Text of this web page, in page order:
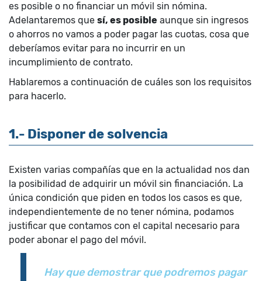
es posible o no financiar un móvil sin nómina.
Adelantaremos que sí, es posible aunque sin ingresos
o ahorros no vamos a poder pagar las cuotas, cosa que
deberíamos evitar para no incurrir en un
incumplimiento de contrato.
Hablaremos a continuación de cuáles son los requisitos
para hacerlo.
1.- Disponer de solvencia
Existen varias compañías que en la actualidad nos dan
la posibilidad de adquirir un móvil sin financiación. La
única condición que piden en todos los casos es que,
independientemente de no tener nómina, podamos
justificar que contamos con el capital necesario para
poder abonar el pago del móvil.
Hay que demostrar que podremos pagar